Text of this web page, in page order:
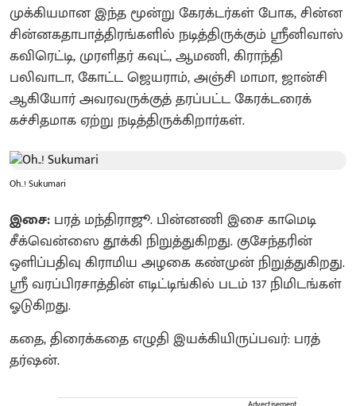
முக்கியமான இந்த மூன்று கேரக்டர்கள் போக, சின்ன
சின்னகதாபாத்திரங்களில் நடித்திருக்கும் ஸ்ரீனிவாஸ்
கவிரெட்டி, முரளிதர் கவுட், ஆமணி, கிராந்தி
பலிவாடா, கோட்ட ஜெயராம், அஞ்சி மாமா, ஜான்சி
ஆகியோர் அவரவருக்குத் தரப்பட்ட கேரக்டரைக்
கச்சிதமாக ஏற்று நடித்திருக்கிறார்கள்.
Oh..! Sukumari
இசை: பரத் மந்திராஜூ. பின்னணி இசை காமெடி
சீக்வென்ஸை தூக்கி நிறுத்துகிறது. குசேந்தரின்
ஒளிப்பதிவு கிராமிய அழகை கண்முன் நிறுத்துகிறது.
ஸ்ரீ வரப்பிரசாத்தின் எடிட்டிங்கில் படம் 137 நிமிடங்கள்
ஓடுகிறது.
கதை, திரைக்கதை எழுதி இயக்கியிருப்பவர்: பரத்
தர்ஷன்.